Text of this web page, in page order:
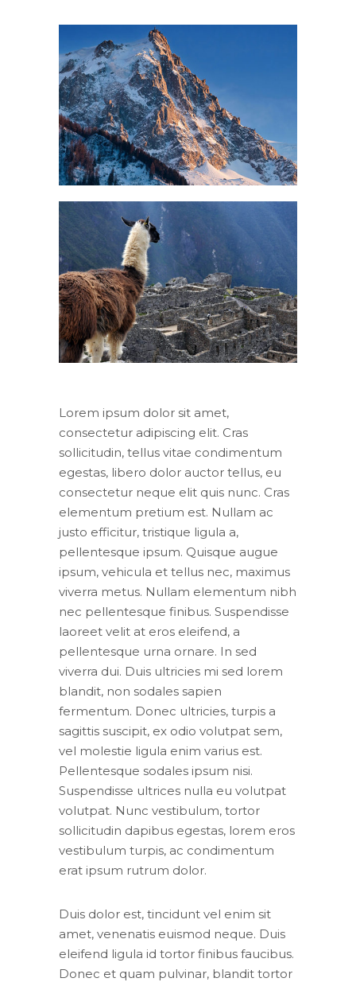
Lorem ipsum dolor sit amet,
consectetur adipiscing elit. Cras
sollicitudin, tellus vitae condimentum
egestas, libero dolor auctor tellus, eu
consectetur neque elit quis nunc. Cras
elementum pretium est. Nullam ac
justo efficitur, tristique ligula a,
pellentesque ipsum. Quisque augue
ipsum, vehicula et tellus nec, maximus
viverra metus. Nullam elementum nibh
nec pellentesque finibus. Suspendisse
laoreet velit at eros eleifend, a
pellentesque urna ornare. In sed
viverra dui. Duis ultricies mi sed lorem
blandit, non sodales sapien
fermentum. Donec ultricies, turpis a
sagittis suscipit, ex odio volutpat sem,
vel molestie ligula enim varius est.
Pellentesque sodales ipsum nisi.
Suspendisse ultrices nulla eu volutpat
volutpat. Nunc vestibulum, tortor
sollicitudin dapibus egestas, lorem eros
vestibulum turpis, ac condimentum
erat ipsum rutrum dolor.
Duis dolor est, tincidunt vel enim sit
amet, venenatis euismod neque. Duis
eleifend ligula id tortor finibus faucibus.
Donec et quam pulvinar, blandit tortor